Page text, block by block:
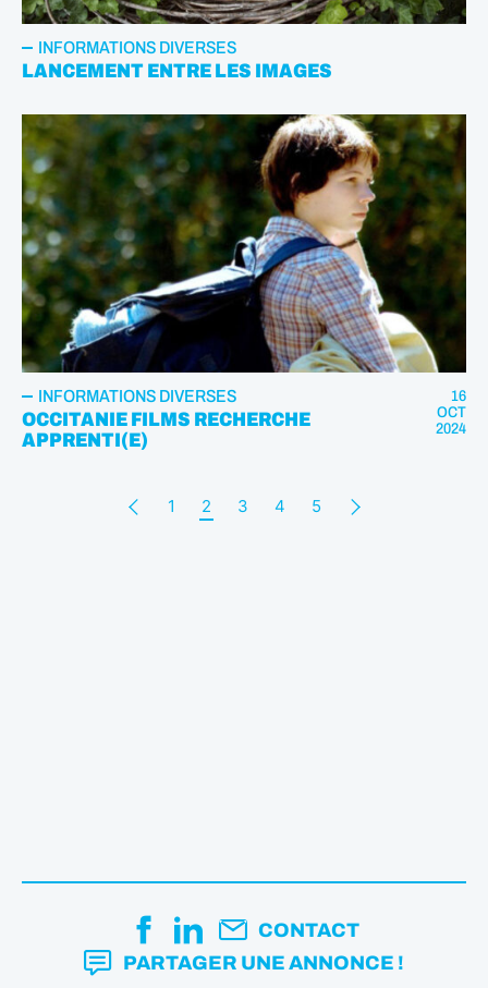
INFORMATIONS DIVERSES
LANCEMENT ENTRE LES IMAGES
INFORMATIONS DIVERSES
OCCITANIE FILMS RECHERCHE
APPRENTI(E)
16
OCT
2024
1 2 3 4 5
CONTACT
PARTAGER UNE ANNONCE !